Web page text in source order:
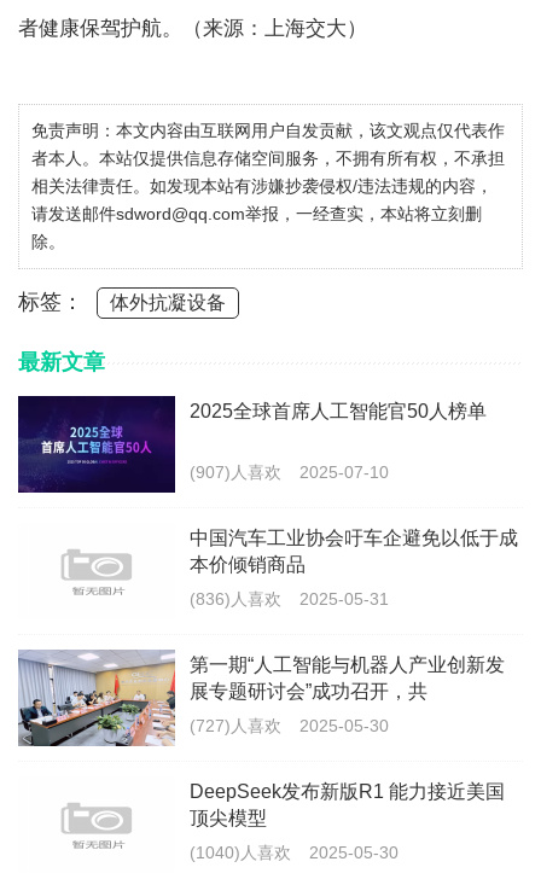
者健康保驾护航。（来源：上海交大）
免责声明：本文内容由互联网用户自发贡献，该文观点仅代表作
者本人。本站仅提供信息存储空间服务，不拥有所有权，不承担
相关法律责任。如发现本站有涉嫌抄袭侵权/违法违规的内容，
请发送邮件sdword@qq.com举报，一经查实，本站将立刻删
除。
标签： 体外抗凝设备
最新文章
2025全球首席人工智能官50人榜单
(907)人喜欢 2025-07-10
中国汽车工业协会吁车企避免以低于成
本价倾销商品
(836)人喜欢 2025-05-31
第一期“人工智能与机器人产业创新发
展专题研讨会”成功召开，共
(727)人喜欢 2025-05-30
DeepSeek发布新版R1 能力接近美国
顶尖模型
(1040)人喜欢 2025-05-30